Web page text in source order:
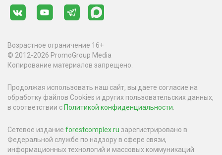
Возрастное ограничение 16+
© 2012-2026 PromoGroup Media
Копирование материалов запрещено.
Продолжая использовать наш сайт, вы даете согласие на
обработку файлов Cookies и других пользовательских данных,
в соответствии с Политикой конфиденциальности
Сетевое издание forestcomplex.ru зарегистрировано в
Федеральной службе по надзору в сфере связи,
информационных технологий и массовых коммуникаций